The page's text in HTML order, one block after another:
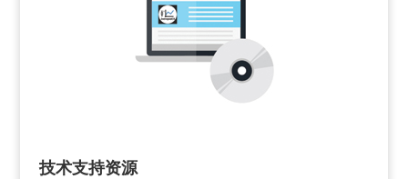
技术支持资源